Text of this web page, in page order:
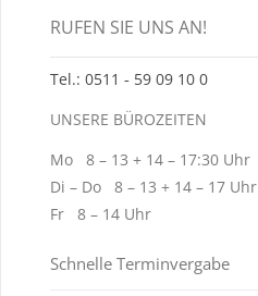
RUFEN SIE UNS AN!
Tel.: 0511 ‑ 59 09 10 0
UNSERE BÜROZEITEN
Mo 8 – 13 + 14 – 17:30 Uhr
Di – Do 8 – 13 + 14 – 17 Uhr
Fr 8 – 14 Uhr
Schnelle Terminvergabe